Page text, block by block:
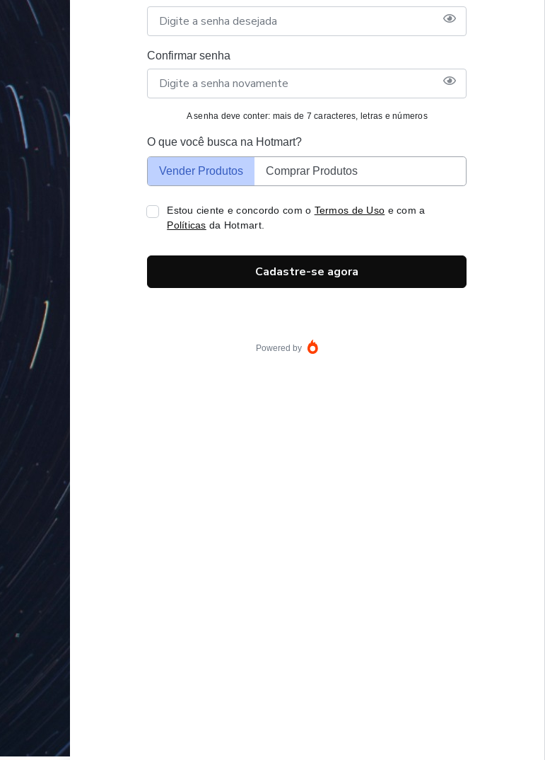
Confirmar senha
A senha deve conter: mais de 7 caracteres, letras e números
O que você busca na Hotmart?
Vender Produtos Comprar Produtos
Estou ciente e concordo com o Termos de Uso e com a
Políticas da Hotmart.
Cadastre-se agora
Powered by